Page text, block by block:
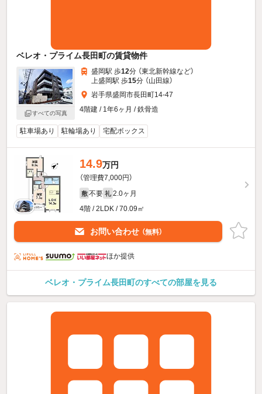
ベレオ・プライム長田町の賃貸物件
すべての写真
盛岡駅 歩12分 （東北新幹線など）
上盛岡駅 歩15分 （山田線）
岩手県盛岡市長田町14-47
4階建 / 1年6ヶ月 / 鉄骨造
駐車場あり 駐輪場あり 宅配ボックス
14.9万円
（管理費7,000円）
敷 不要 礼 2.0ヶ月
4階 / 2LDK / 70.09㎡
お問い合わせ （無料）
ほか提供
ベレオ・プライム長田町のすべての部屋を見る